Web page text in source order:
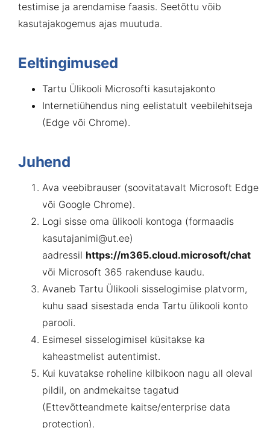
testimise ja arendamise faasis. Seetõttu võib
kasutajakogemus ajas muutuda.
Eeltingimused
Tartu Ülikooli Microsofti kasutajakonto
Internetiühendus ning eelistatult veebilehitseja
(Edge või Chrome).
Juhend
Ava veebibrauser (soovitatavalt Microsoft Edge
või Google Chrome).
Logi sisse oma ülikooli kontoga (formaadis
kasutajanimi@ut.ee)
aadressil https://m365.cloud.microsoft/chat
või Microsoft 365 rakenduse kaudu.
Avaneb Tartu Ülikooli sisselogimise platvorm,
kuhu saad sisestada enda Tartu ülikooli konto
parooli.
Esimesel sisselogimisel küsitakse ka
kaheastmelist autentimist.
Kui kuvatakse roheline kilbikoon nagu all oleval
pildil, on andmekaitse tagatud
(Ettevõtteandmete kaitse/enterprise data
protection).